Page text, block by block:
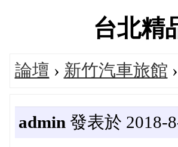
台北精
論壇 › 新竹汽車旅館
admin 發表於 2018-